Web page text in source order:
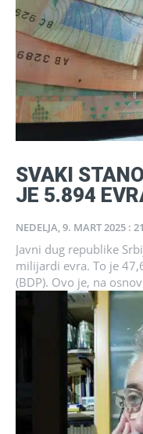
SVAKI
JE 5.894
NEDELJA, 9. MART 2025 :
Javni dug republike
milijardi evra. To je
(BDP). Ovo je, na